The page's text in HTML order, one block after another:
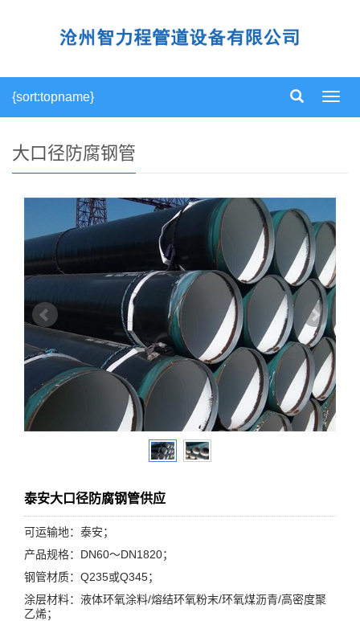
导
{sort:topname}
大口径防腐钢管
泰安大口径防腐钢管供应
可运输地：泰安；
产品规格：DN60～DN1820；
钢管材质：Q235或Q345；
涂层材料：液体环氧涂料/熔结环氧粉末/环氧煤沥青/高密度聚
乙烯；